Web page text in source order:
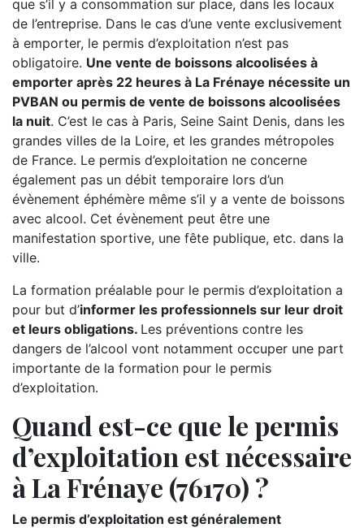
que s’il y a consommation sur place, dans les locaux
de l’entreprise. Dans le cas d’une vente exclusivement
à emporter, le permis d’exploitation n’est pas
obligatoire. Une vente de boissons alcoolisées à
emporter après 22 heures à La Frénaye nécessite un
PVBAN ou permis de vente de boissons alcoolisées
la nuit. C’est le cas à Paris, Seine Saint Denis, dans les
grandes villes de la Loire, et les grandes métropoles
de France. Le permis d’exploitation ne concerne
également pas un débit temporaire lors d’un
évènement éphémère même s’il y a vente de boissons
avec alcool. Cet évènement peut être une
manifestation sportive, une fête publique, etc. dans la
ville.
La formation préalable pour le permis d’exploitation a
pour but d’informer les professionnels sur leur droit
et leurs obligations. Les préventions contre les
dangers de l’alcool vont notamment occuper une part
importante de la formation pour le permis
d’exploitation.
Quand est-ce que le permis
d’exploitation est nécessaire
à La Frénaye (76170) ?
Le permis d’exploitation est généralement